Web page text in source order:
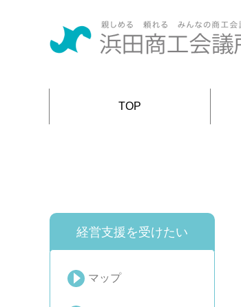
TOP
経営支援を受けたい
マップ